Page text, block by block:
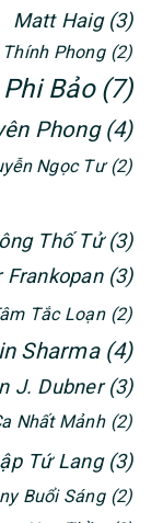
Matt Haig (3)
Phong (2)
Bảo (7)
Phong (4)
Ngọc Tư (2)
Thố Tử (3)
Frankopan (3)
Tắc Loạn (2)
Sharma (4)
J. Dubner (3)
Nhất Mảnh (2)
Tứ Lang (3)
Buổi Sáng (2)